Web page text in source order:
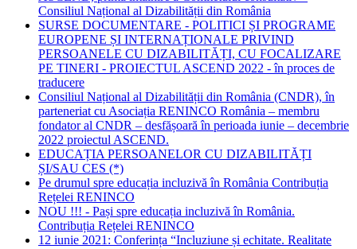
Consiliul Național al Dizabilității din România
SURSE DOCUMENTARE - POLITICI ȘI PROGRAME
EUROPENE ȘI INTERNAȚIONALE PRIVIND
PERSOANELE CU DIZABILITĂȚI, CU FOCALIZARE
PE TINERI - PROIECTUL ASCEND 2022 - în proces de
traducere
Consiliul Național al Dizabilității din România (CNDR), în
parteneriat cu Asociația RENINCO România – membru
fondator al CNDR – desfășoară în perioada iunie – decembrie
2022 proiectul ASCEND.
EDUCAȚIA PERSOANELOR CU DIZABILITĂȚI
ȘI/SAU CES (*)
Pe drumul spre educația incluzivă în România Contribuția
Rețelei RENINCO
NOU !!! - Pași spre educația incluzivă în România.
Contribuția Rețelei RENINCO
12 iunie 2021: Conferința “Incluziune și echitate. Realitate